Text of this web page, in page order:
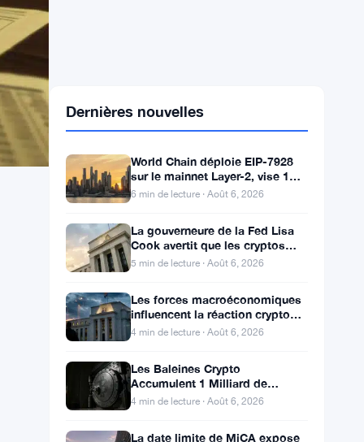
World Chain déploie EIP-7928
gigagas par seconde
6 min de lecture · Août 6, 2026
La gouverneure de la Fed Lisa
risquent une hausse des taux
5 min de lecture · Août 6, 2026